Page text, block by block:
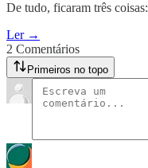
De tudo, ficaram três coisas:
Ler →
2 Comentários
Primeiros no topo